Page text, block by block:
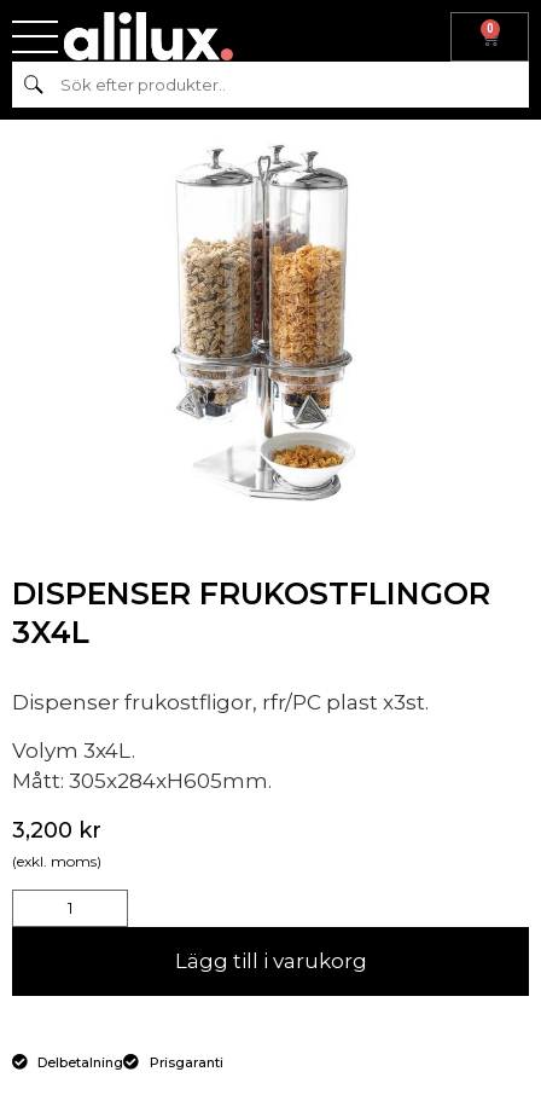
0
Sök
Hem
FRUKOSTFLINGOR 3X4L
DISPENSER FRUKOSTFLINGOR
3X4L
Dispenser frukostfligor, rfr/PC plast x3st.
Volym 3x4L.
Mått: 305x284xH605mm.
3,200 kr
(exkl. moms)
Lägg till i varukorg
Delbetalning Prisgaranti